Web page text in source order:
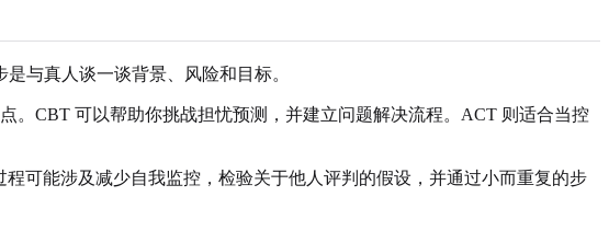
与真人谈一谈背景、风险和目标。
。CBT 可以帮助你挑战担忧预测，并建立问题解决流程。ACT 则适合当控
可能涉及减少自我监控，检验关于他人评判的假设，并通过小而重复的步